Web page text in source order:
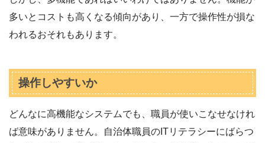
多いとコストも高くなる傾向があり、一方で操作性が損な
われるおそれもあります。
操作しやすいか
どんなに高機能なシステムでも、職員が使いこなせなけれ
ば意味がありません。自治体職員のITリテラシーにばらつ